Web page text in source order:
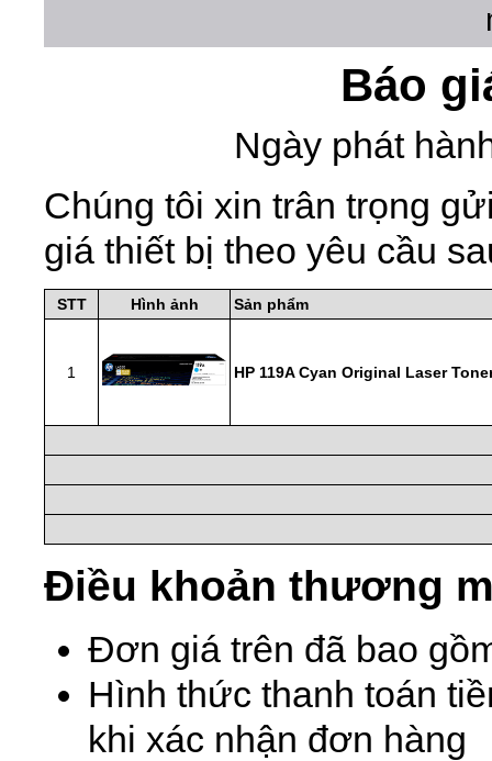
Báo
Ngày phát
Chúng tôi xin trân trọng
giá thiết bị theo yêu cầu
STT Hình ảnh Sản phẩm
1 HP 119A Cyan Original Laser
Điều khoản thương
Đơn giá trên đã bao
Hình thức thanh toán
khi xác nhận đơn hàng